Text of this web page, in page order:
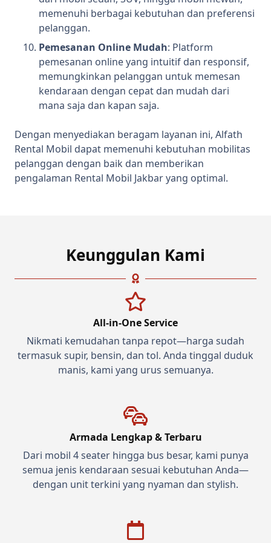
memenuhi berbagai kebutuhan dan preferensi
pelanggan.
Pemesanan Online Mudah: Platform
pemesanan online yang intuitif dan responsif,
memungkinkan pelanggan untuk memesan
kendaraan dengan cepat dan mudah dari
mana saja dan kapan saja.
Dengan menyediakan beragam layanan ini, Alfath
Rental Mobil dapat memenuhi kebutuhan mobilitas
pelanggan dengan baik dan memberikan
pengalaman Rental Mobil Jakbar yang optimal.
Keunggulan Kami
All-in-One Service
Nikmati kemudahan tanpa repot—harga sudah
termasuk supir, bensin, dan tol. Anda tinggal duduk
manis, kami yang urus semuanya.
Armada Lengkap & Terbaru
Dari mobil 4 seater hingga bus besar, kami punya
semua jenis kendaraan sesuai kebutuhan Anda—
dengan unit terkini yang nyaman dan stylish.